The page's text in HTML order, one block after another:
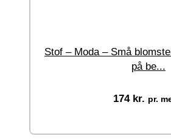
Stof – Moda – Små
på be...
174 kr. pr.